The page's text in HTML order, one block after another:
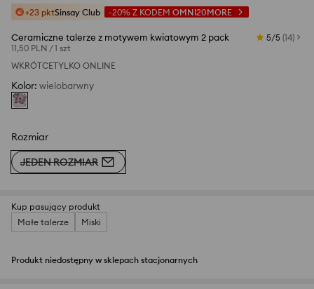
+23 pktSinsay Club -20% Z KODEM OMNI20MORE
Ceramiczne talerze z motywem kwiatowym 2 pack
11,50 PLN /1 szt
5/5 (14)
WKRÓTCETYLKO ONLINE
Kolor: wielobarwny
Rozmiar
JEDEN ROZMIAR
Kup pasujący produkt
Małe talerze
Miski
Produkt niedostępny w sklepach stacjonarnych